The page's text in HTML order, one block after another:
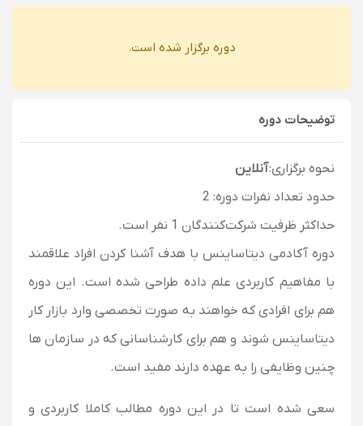
دوره برگزار شده است.
توضیحات دوره
نحوه برگزاری:آنلاین
حدود تعداد نفرات دوره: 2
حداکثر ظرفیت شرکت‌کنندگان 1 نفر است.
دوره آکادمی دیتاساینس با هدف آشنا کردن افراد علاقمند
با مفاهیم کاربردی علم داده طراحی شده است. این دوره
هم برای افرادی که خواهند به صورت تخصصی وارد بازار کار
دیتاساینس شوند و هم برای کارشناسانی که در سازمان ها
چنین وظایفی را به عهده دارند مفید است.
سعی شده است تا در این دوره مطالب کاملا کاربردی و